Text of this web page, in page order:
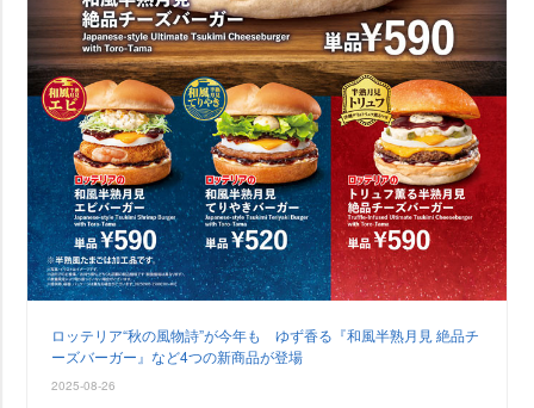
ロッテリア“秋の風物詩”が今年も ゆず香る『和風半熟月見 絶品チ
ーズバーガー』など4つの新商品が登場
2025-08-26